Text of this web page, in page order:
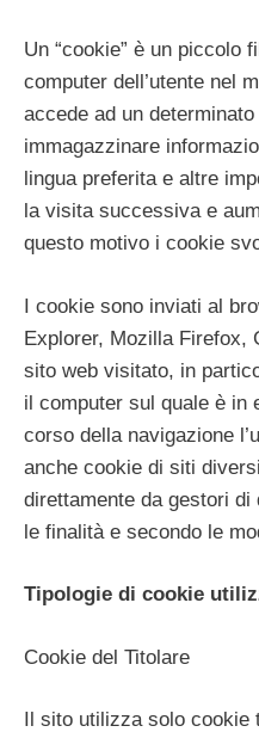
Un “cookie” è un piccolo
computer dell’utente nel
accede ad un
immagazzinare
lingua preferita e altre
la visita successiva e
questo motivo i cookie
I cookie sono inviati al
Explorer, Mozilla Firefox,
sito web visitato, in
il computer sul quale è in
corso della navigazione
anche cookie di siti
direttamente da gestori
le finalità e secondo le
Tipologie di cookie
Cookie del Titolare
Il sito utilizza solo cookie